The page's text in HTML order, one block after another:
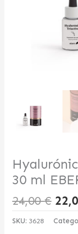
30 ml
24,00€
SKU: 3628